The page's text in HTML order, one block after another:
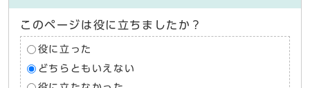
このページは役に立ちましたか？
役に立った
どちらともいえない